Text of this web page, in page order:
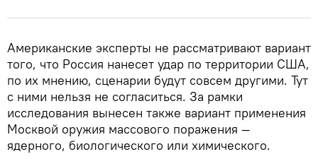
Американские эксперты не рассматривают вариант
того, что Россия нанесет удар по территории США,
по их мнению, сценарии будут совсем другими. Тут
с ними нельзя не согласиться. За рамки
исследования вынесен также вариант применения
Москвой оружия массового поражения —
ядерного, биологического или химического.